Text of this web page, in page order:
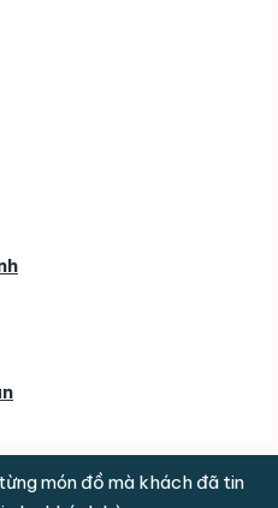
món đồ mà khách đã tin